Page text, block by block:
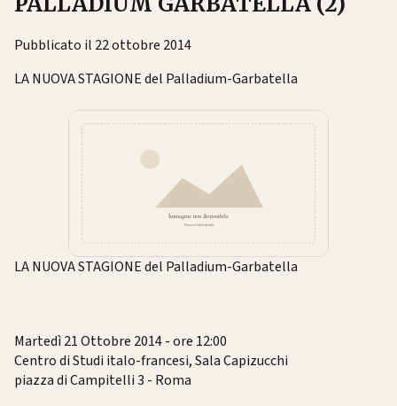
Pubblicato il 22 ottobre 2014
LA NUOVA STAGIONE del Palladium-Garbatella
LA NUOVA STAGIONE del Palladium-Garbatella
Martedì 21 Ottobre 2014 - ore 12:00
Centro di Studi italo-francesi, Sala Capizucchi
piazza di Campitelli 3 - Roma